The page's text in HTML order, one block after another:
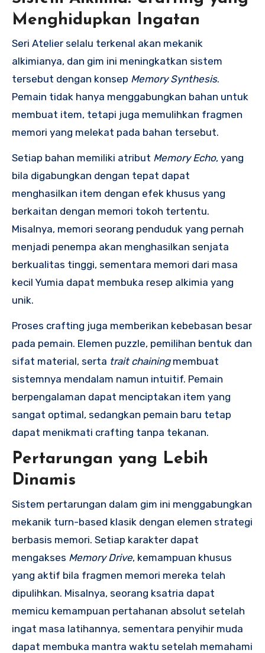
Menghidupkan Ingatan
Seri Atelier selalu terkenal akan mekanik
alkimianya, dan gim ini meningkatkan sistem
tersebut dengan konsep Memory Synthesis.
Pemain tidak hanya menggabungkan bahan untuk
membuat item, tetapi juga memulihkan fragmen
memori yang melekat pada bahan tersebut.
Setiap bahan memiliki atribut Memory Echo, yang
bila digabungkan dengan tepat dapat
menghasilkan item dengan efek khusus yang
berkaitan dengan memori tokoh tertentu.
Misalnya, memori seorang penduduk yang pernah
menjadi penempa akan menghasilkan senjata
berkualitas tinggi, sementara memori dari masa
kecil Yumia dapat membuka resep alkimia yang
unik.
Proses crafting juga memberikan kebebasan besar
pada pemain. Elemen puzzle, pemilihan bentuk dan
sifat material, serta trait chainingmembuat
sistemnya mendalam namun intuitif. Pemain
berpengalaman dapat menciptakan item yang
sangat optimal, sedangkan pemain baru tetap
dapat menikmati crafting tanpa tekanan.
Pertarungan yang Lebih
Dinamis
Sistem pertarungan dalam gim ini menggabungkan
mekanik turn-based klasik dengan elemen strategi
berbasis memori. Setiap karakter dapat
mengakses Memory Drive, kemampuan khusus
yang aktif bila fragmen memori mereka telah
dipulihkan. Misalnya, seorang ksatria dapat
memicu kemampuan pertahanan absolut setelah
ingat masa latihannya, sementara penyihir muda
dapat membuka mantra waktu setelah memahami